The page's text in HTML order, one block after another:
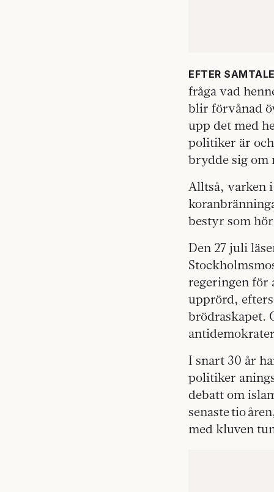
EFTER
fråga vad
blir förvånad
upp det med
politiker är
brydde sig om
Alltså, varken
bestyr som
Den 27 juli
regeringen för
upprörd,
brödraskapet.
I snart 30 år
politiker
debatt om
senaste tio
med kluven